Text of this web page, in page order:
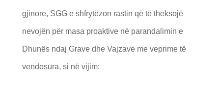
gjinore, SGG e shfrytëzon rastin që të theksojë
nevojën për masa proaktive në parandalimin e
Dhunës ndaj Grave dhe Vajzave me veprime të
vendosura, si në vijim: